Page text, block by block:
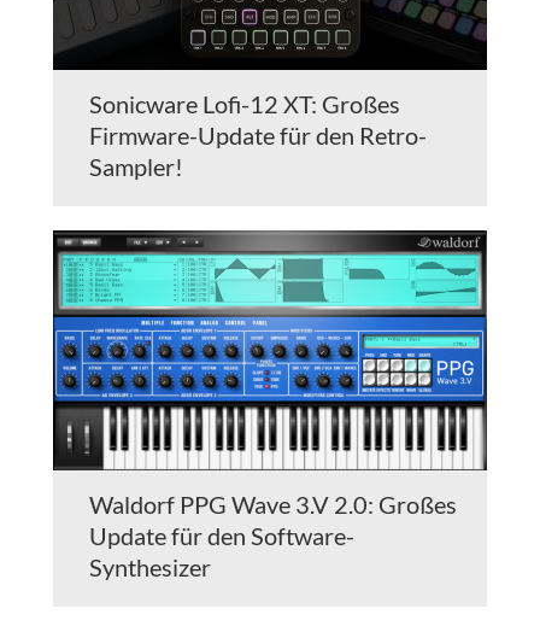
Sonicware Lofi-12 XT: Großes
Firmware-Update für den Retro-
Sampler!
Waldorf PPG Wave 3.V 2.0: Großes
Update für den Software-
Synthesizer